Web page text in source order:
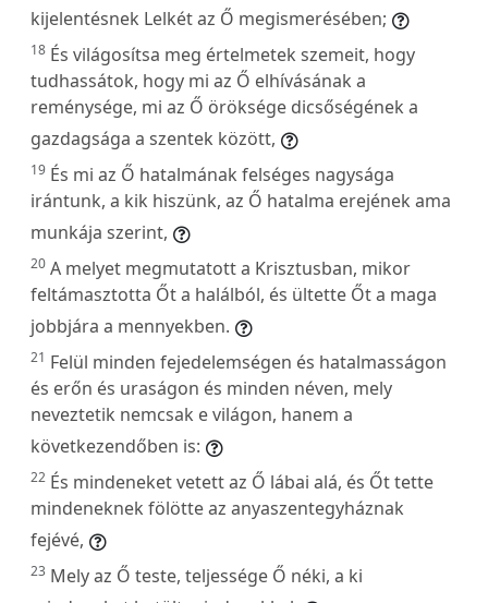
kijelentésnek Lelkét az Ő megismerésében;
18 És világosítsa meg értelmetek szemeit, hogy
tudhassátok, hogy mi az Ő elhívásának a
reménysége, mi az Ő öröksége dicsőségének a
gazdagsága a szentek között,
19 És mi az Ő hatalmának felséges nagysága
irántunk, a kik hiszünk, az Ő hatalma erejének ama
munkája szerint,
20 A melyet megmutatott a Krisztusban, mikor
feltámasztotta Őt a halálból, és ültette Őt a maga
jobbjára a mennyekben.
21 Felül minden fejedelemségen és hatalmasságon
és erőn és uraságon és minden néven, mely
neveztetik nemcsak e világon, hanem a
következendőben is:
22 És mindeneket vetett az Ő lábai alá, és Őt tette
mindeneknek fölötte az anyaszentegyháznak
fejévé,
23 Mely az Ő teste, teljessége Ő néki, a ki